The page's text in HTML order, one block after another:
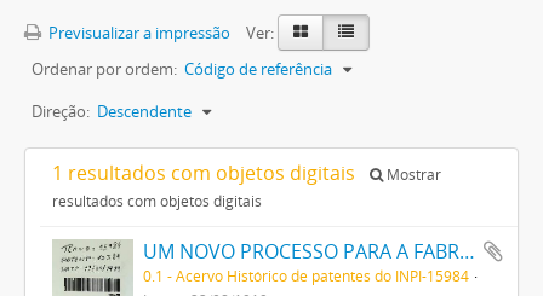
Previsualizar a impressão
Ver:
Ordenar por ordem: Código de referência
Direção: Descendente
1 resultados com objetos digitais
Mostrar
resultados com objetos digitais
UM NOVO PROCESSO PARA A FABRICAÇÃO DE TINTAS EM PÓ POR MEIO DA PRECIPITAÇÃO E FIXAÇÃO DE TINTAS ANILINAS SOBRE CORPOS MINERAES
0.1 - Acervo Histórico de patentes do INPI-15984